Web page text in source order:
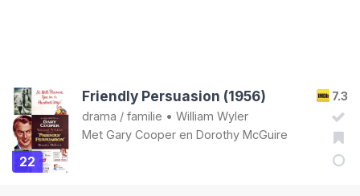
22
7.3
Friendly Persuasion (1956)
drama / familie • William Wyler
Met Gary Cooper en Dorothy McGuire